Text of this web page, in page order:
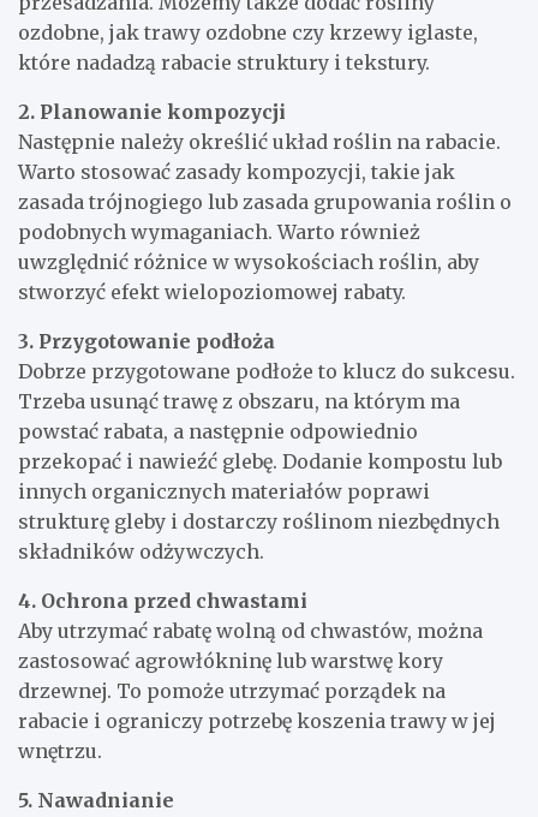
ozdobne, jak trawy ozdobne czy krzewy iglaste,
które nadadzą rabacie struktury i tekstury.
2. Planowanie kompozycji
Następnie należy określić układ roślin na rabacie.
Warto stosować zasady kompozycji, takie jak
zasada trójnogiego lub zasada grupowania roślin o
podobnych wymaganiach. Warto również
uwzględnić różnice w wysokościach roślin, aby
stworzyć efekt wielopoziomowej rabaty.
3. Przygotowanie podłoża
Dobrze przygotowane podłoże to klucz do sukcesu.
Trzeba usunąć trawę z obszaru, na którym ma
powstać rabata, a następnie odpowiednio
przekopać i nawieźć glebę. Dodanie kompostu lub
innych organicznych materiałów poprawi
strukturę gleby i dostarczy roślinom niezbędnych
składników odżywczych.
4. Ochrona przed chwastami
Aby utrzymać rabatę wolną od chwastów, można
zastosować agrowłókninę lub warstwę kory
drzewnej. To pomoże utrzymać porządek na
rabacie i ograniczy potrzebę koszenia trawy w jej
wnętrzu.
5. Nawadnianie